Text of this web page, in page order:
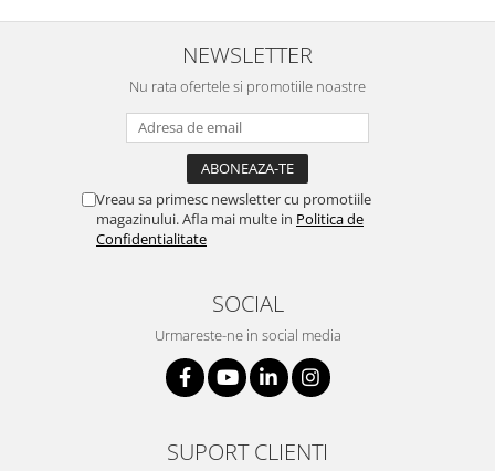
NEWSLETTER
Nu rata ofertele si promotiile noastre
Vreau sa primesc newsletter cu promotiile
magazinului. Afla mai multe in Politica de
Confidentialitate
SOCIAL
Urmareste-ne in social media
SUPORT CLIENTI